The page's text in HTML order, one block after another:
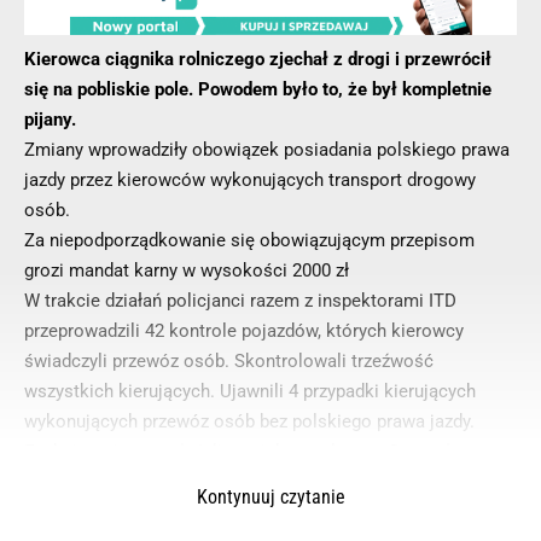
Zmiany wprowadziły obowiązek posiadania polskiego prawa
jazdy przez kierowców wykonujących transport drogowy
osób.
Za niepodporządkowanie się obowiązującym przepisom
grozi mandat karny w wysokości 2000 zł
W trakcie działań policjanci razem z inspektorami ITD
przeprowadzili 42 kontrole pojazdów, których kierowcy
świadczyli przewóz osób. Skontrolowali trzeźwość
wszystkich kierujących. Ujawnili 4 przypadki kierujących
wykonujących przewóz osób bez polskiego prawa jazdy.
Kierowca ciągnika rolniczego zjechał z drogi i przewrócił
się na pobliskie pole. Powodem było to, że był kompletnie
pijany.
Kontynuuj czytanie